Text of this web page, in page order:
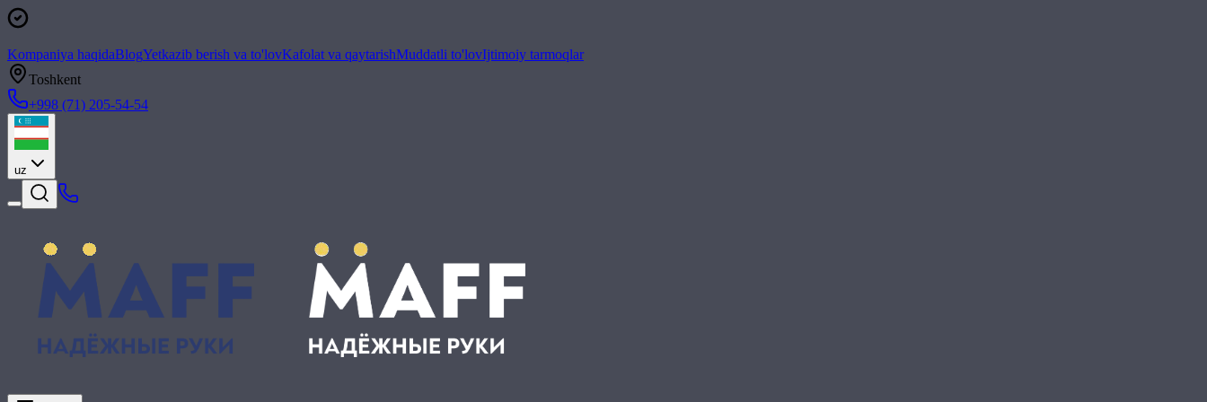
Kompaniya haqidaBlogYetkazib berish va to'lovKafolat va qaytarishMuddatli to'lovIjtimoiy tarmoqlar
Toshkent
+998 (71) 205-54-54
uz